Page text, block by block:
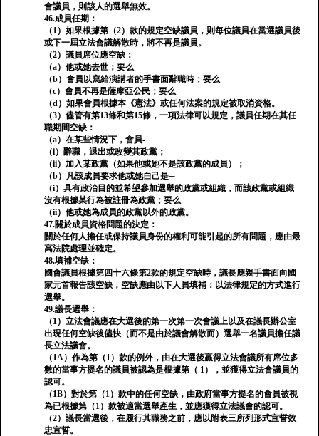
會議員，則該人的選舉無效。
46.成員任期：
（1）如果根據第（2）款的規定空缺議員，則每位議員在當選議員後
或下一屆立法會議解散時，將不再是議員。
（2）議員席位應空缺：
（a）他或她去世；要么
（b）會員以寫給演講者的手書面辭職時；要么
（c）會員不再是薩摩亞公民；要么
（d）如果會員根據本《憲法》或任何法案的規定被取消資格。
（3）儘管有第13條和第15條，一項法律可以規定，議員任期在其任
職期間空缺：
（a）在某些情況下，會員-
（i）辭職，退出或改變其政黨；
（ii）加入某政黨（如果他或她不是該政黨的成員）；
（b）凡該成員要求他或她自己是─
（i）具有政治目的並希望參加選舉的政黨或組織，而該政黨或組織
沒有根據某行為被註冊為政黨；要么
（ii）他或她為成員的政黨以外的政黨。
47.關於成員資格問題的決定：
關於任何人擔任或保持議員身份的權利可能引起的所有問題，應由最
高法院處理並確定。
48.填補空缺：
國會議員根據第四十六條第2款的規定空缺時，議長應親手書面向國
家元首報告該空缺，空缺應由以下人員填補：以法律規定的方式進行
選舉。
49.議長選舉：
（1）立法會議應在大選後的第一次第一次會議上以及在議長辦公室
出現任何空缺後儘快（而不是由於議會解散而）選舉一名議員擔任議
長立法議會。
（1A）作為第（1）款的例外，由在大選後贏得立法會議所有席位多
數的當事方提名的議員被認為是根據第（ 1），並獲得立法會議員的
認可。
（1B）對於第（1）款中的任何空缺，由政府當事方提名的會員被視
為已根據第（1）款被適當選舉產生，並應獲得立法議會的認可。
（2）議長當選後，在履行其職務之前，應以附表三所列形式宣誓效
忠宣誓。